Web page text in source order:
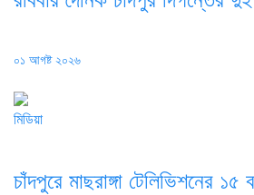
Posted
০১ আগষ্ট ২০২৬
মিডিয়া
চাঁদপুরে মাছরাঙ্গা টেলিভিশনের